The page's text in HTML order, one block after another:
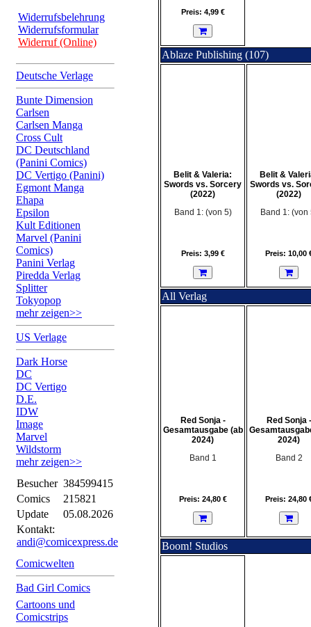
Widerrufsbelehrung
Widerrufsformular
Widerruf (Online)
Deutsche Verlage
Bunte Dimension
Carlsen
Carlsen Manga
Cross Cult
DC Deutschland
(Panini Comics)
DC Vertigo (Panini)
Egmont Manga
Ehapa
Epsilon
Kult Editionen
Marvel (Panini
Comics)
Panini Verlag
Piredda Verlag
Splitter
Tokyopop
mehr zeigen>>
US Verlage
Dark Horse
DC
DC Vertigo
D.E.
IDW
Image
Marvel
Wildstorm
mehr zeigen>>
Besucher 384599415
Comics
215821
Update
05.08.2026
Kontakt:
andi@comicexpress.de
Comicwelten
Bad Girl Comics
Cartoons und
Comicstrips
Preis: 4,99 €
Ablaze Publishing (107)
Belit & Valeria:
Swords vs. Sorcery
(2022)
Band 1: (von 5)
Preis: 3,99 €
Belit &
Swords vs.
(2022)
Band 1: (von
Preis: 10,00
All Verlag
Red Sonja -
Gesamtausgabe (ab
2024)
Band 1
Preis: 24,80 €
Red Sonja -
2024)
Band 2
Preis: 24,80
Boom! Studios